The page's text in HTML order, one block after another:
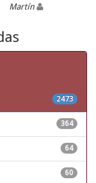
Martín
2473
364
64
60